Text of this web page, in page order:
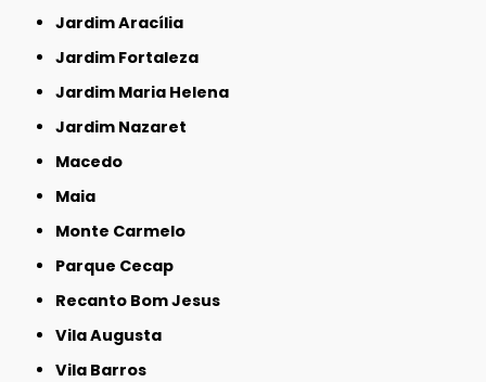
Jardim Aracília
Jardim Fortaleza
Jardim Maria Helena
Jardim Nazaret
Macedo
Maia
Monte Carmelo
Parque Cecap
Recanto Bom Jesus
Vila Augusta
Vila Barros